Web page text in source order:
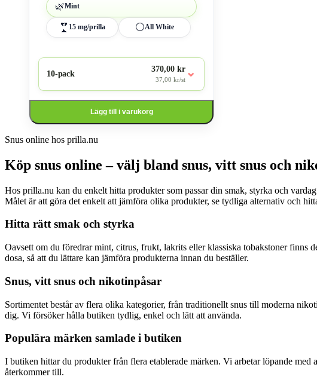
🌿Mint
🔥
🔥 15 mg/prilla ⚪All White
10-pack
370,00 kr
37,00 kr/st ⌄
Lägg till i varukorg
Snus online hos prilla.nu
Köp snus online – välj bland snus, vitt snus och
Hos prilla.nu kan du enkelt hitta produkter som passar din smak, styrka och
Målet är att göra det enkelt att jämföra olika produkter, se tydliga alternativ och
Hitta rätt smak och styrka
Oavsett om du föredrar mint, citrus, frukt, lakrits eller klassiska tobakstoner
dosa, så att du lättare kan jämföra produkterna innan du beställer.
Snus, vitt snus och nikotinpåsar
Sortimentet består av flera olika kategorier, från traditionellt snus till moderna
dig. Vi försöker hålla butiken tydlig, enkel och lätt att använda.
Populära märken samlade i butiken
I butiken hittar du produkter från flera etablerade märken. Vi arbetar löpande
återkommer till.